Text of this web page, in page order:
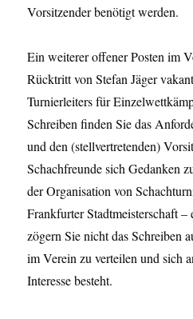
Vorsitzender benötigt werden.
Ein weiterer offener Posten im
Rücktritt von Stefan Jäger
Turnierleiters für
Schreiben finden Sie das
und den (stellvertretenden)
Schachfreunde sich Gedanken
der Organisation von
Frankfurter Stadtmeisterschaft
zögern Sie nicht das Schreiben
im Verein zu verteilen und sich
Interesse besteht.